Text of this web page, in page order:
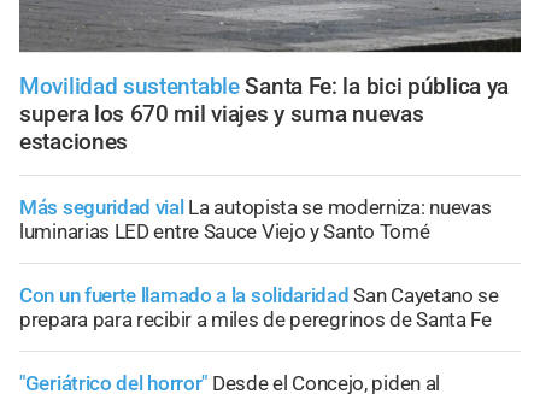
Movilidad sustentable Santa Fe: la bici pública ya
supera los 670 mil viajes y suma nuevas
estaciones
Más seguridad vial La autopista se moderniza: nuevas
luminarias LED entre Sauce Viejo y Santo Tomé
Con un fuerte llamado a la solidaridad San Cayetano se
prepara para recibir a miles de peregrinos de Santa Fe
"Geriátrico del horror" Desde el Concejo, piden al